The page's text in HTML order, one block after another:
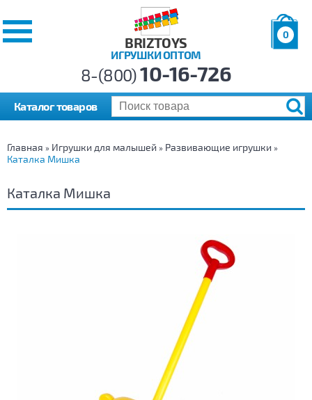
BRIZTOYS
ИГРУШКИ ОПТОМ
0
р.
8-(800)10-16-726
Каталог товаров
Главная » Игрушки для малышей » Развивающие игрушки »
Каталка Мишка
Каталка Мишка